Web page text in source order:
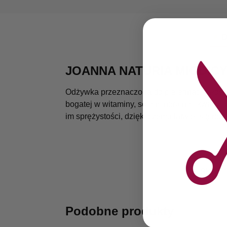
JOANNA NATURIA MIÓD/
Odżywka przeznaczona do pielęgnacji
bogatej w witaminy, sole mineralne i kwasy
im sprężystości, dzięki czemu łatwiej się
SKU:
Podobne produkty